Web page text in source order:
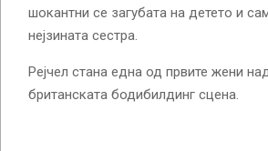
шокантни се загубата на детето и
нејзината сестра.
Рејчел стана една од првите жени
британската бодибилдинг сцена.